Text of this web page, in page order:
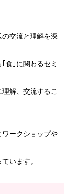
の交流と理解を深
食｣に関わるセミ
解、交流するこ
ークショップや
います。